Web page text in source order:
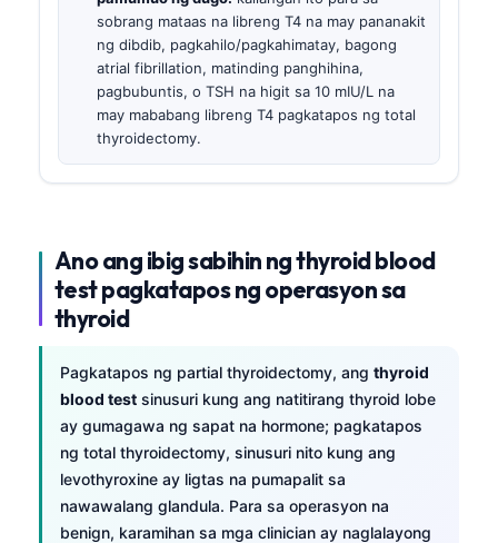
sobrang mataas na libreng T4 na may pananakit
ng dibdib, pagkahilo/pagkahimatay, bagong
atrial fibrillation, matinding panghihina,
pagbubuntis, o TSH na higit sa 10 mIU/L na
may mababang libreng T4 pagkatapos ng total
thyroidectomy.
Ano ang ibig sabihin ng thyroid blood
test pagkatapos ng operasyon sa
thyroid
Pagkatapos ng partial thyroidectomy, ang thyroid
blood test sinusuri kung ang natitirang thyroid lobe
ay gumagawa ng sapat na hormone; pagkatapos
ng total thyroidectomy, sinusuri nito kung ang
levothyroxine ay ligtas na pumapalit sa
nawawalang glandula. Para sa operasyon na
benign, karamihan sa mga clinician ay naglalayong